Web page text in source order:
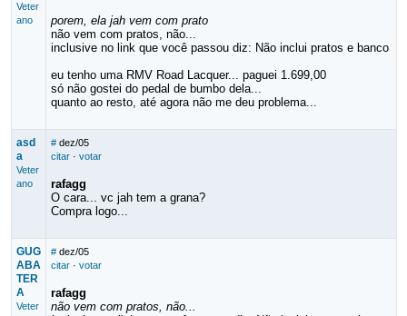
Veter
ano
porem, ela jah vem com prato
não vem com pratos, não...
inclusive no link que você passou diz: Não inclui pratos e banco
eu tenho uma RMV Road Lacquer... paguei 1.699,00
só não gostei do pedal de bumbo dela...
quanto ao resto, até agora não me deu problema...
asd
a
Veter
ano
# dez/05
citar· votar
rafagg
O cara... vc jah tem a grana?
Compra logo...
GUG
ABA
TER
A
Veter
# dez/05
citar· votar
rafagg
não vem com pratos, não...